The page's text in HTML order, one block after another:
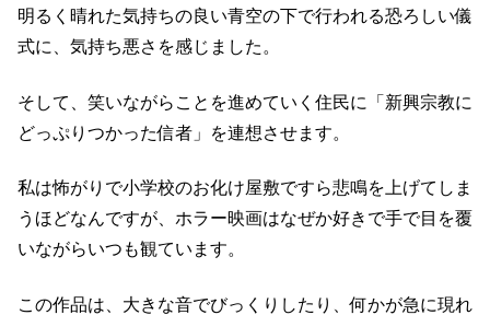
明るく晴れた気持ちの良い青空の下で行われる恐ろしい儀
式に、気持ち悪さを感じました。
そして、笑いながらことを進めていく住民に「新興宗教に
どっぷりつかった信者」を連想させます。
私は怖がりで小学校のお化け屋敷ですら悲鳴を上げてしま
うほどなんですが、ホラー映画はなぜか好きで手で目を覆
いながらいつも観ています。
この作品は、大きな音でびっくりしたり、何かが急に現れ